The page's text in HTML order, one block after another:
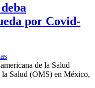
por Covid-
de la Salud
Salud (OMS) en México,